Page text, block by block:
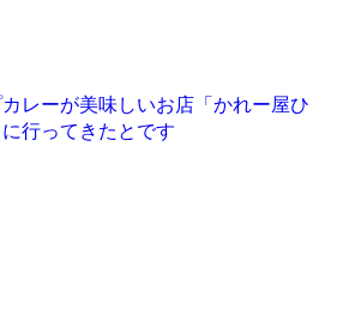
レーが美味しいお店「かれー屋ひ
行ってきたとです